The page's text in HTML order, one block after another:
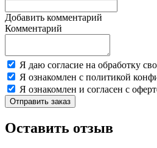
Добавить комментарий
Комментарий
Я даю согласие на обработку
Я ознакомлен с политикой
Я ознакомлен и согласен с
Отправить заказ
Оставить отзыв